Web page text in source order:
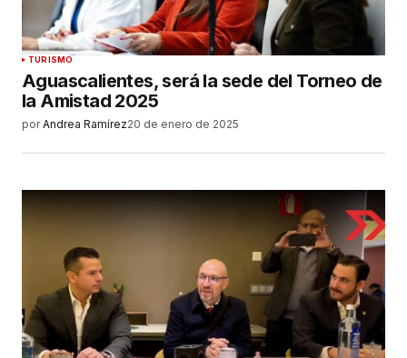
TURISMO
Aguascalientes, será la sede del Torneo de
la Amistad 2025
por Andrea Ramírez20 de enero de 2025